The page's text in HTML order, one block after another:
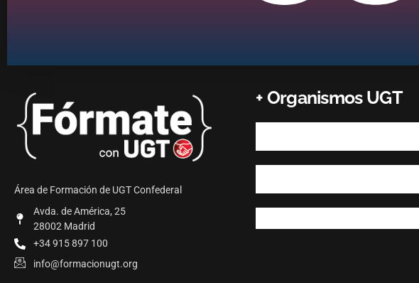
Área de Formación de UGT Confederal
Avda. de América, 25
28002 Madrid
+34 915 897 100
info@formacionugt.org
+ Organismos UGT